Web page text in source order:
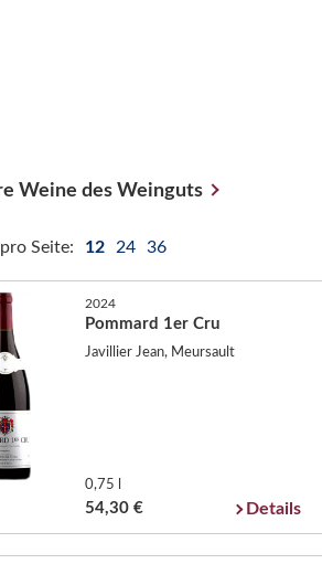
Weine des Weinguts
Seite: 12 24 36
2024
Pommard 1er Cru
Javillier Jean, Meursault
0,75 l
54,30 € Details